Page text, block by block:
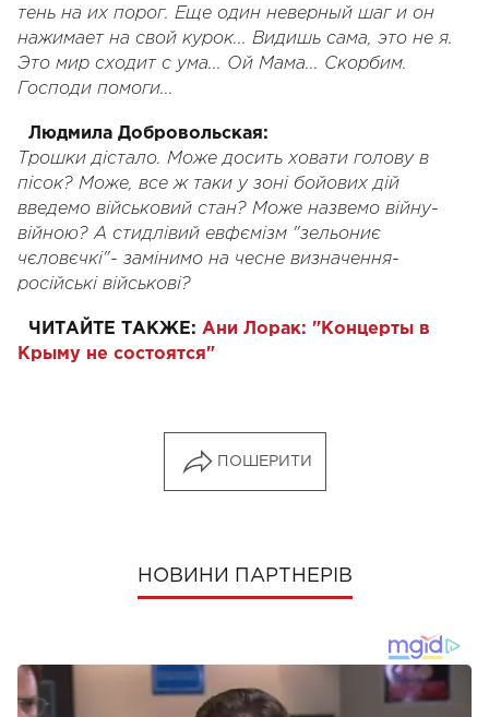
тень на их порог. Еще один неверный шаг и он
нажимает на свой курок... Видишь сама, это не я.
Это мир сходит с ума... Ой Мама... Скорбим.
Господи помоги...
Людмила Добровольская:
Трошки дістало. Може досить ховати голову в
пісок? Може, все ж таки у зоні бойових дій
введемо військовий стан? Може назвемо війну-
війною? А стидлівий евфємізм "зельониє
чєловєчкі"- замінимо на чесне визначення-
російські військові?
ЧИТАЙТЕ ТАКЖЕ: Ани Лорак: "Концерты в
Крыму не состоятся"
ПОШЕРИТИ
НОВИНИ ПАРТНЕРІВ